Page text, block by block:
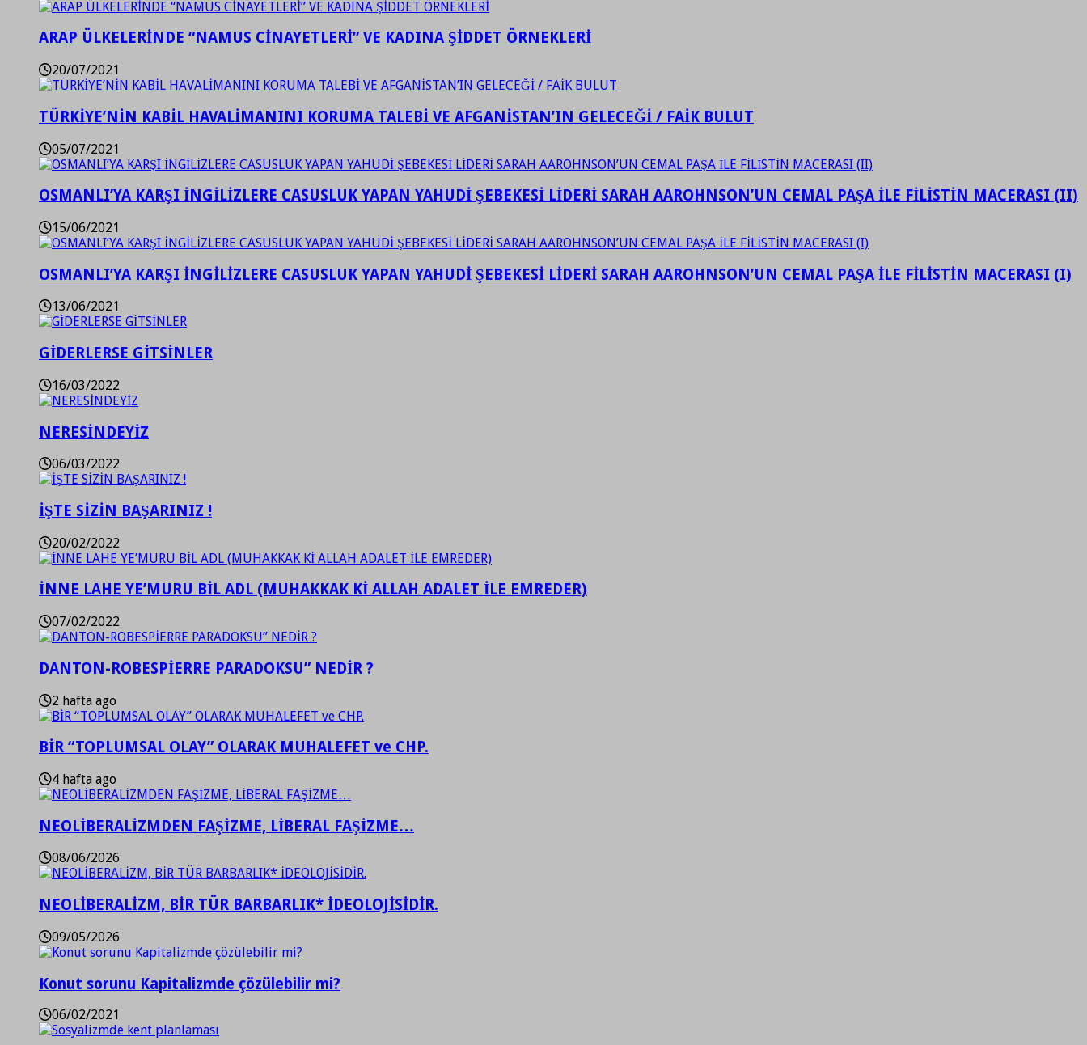
ARAP ÜLKELERİNDE “NAMUS CİNAYETLERİ” VE KADINA ŞİDDET ÖRNEKLERİ
20/07/2021
TÜRKİYE’NİN KABİL HAVALİMANINI KORUMA TALEBİ VE AFGANİSTAN’IN GELECEĞİ / FAİK BULUT
05/07/2021
OSMANLI’YA KARŞI İNGİLİZLERE CASUSLUK YAPAN YAHUDİ ŞEBEKESİ LİDERİ SARAH AAROHNSON’UN CEMAL PAŞA İLE FİLİSTİN MACERASI (II)
15/06/2021
OSMANLI’YA KARŞI İNGİLİZLERE CASUSLUK YAPAN YAHUDİ ŞEBEKESİ LİDERİ SARAH AAROHNSON’UN CEMAL PAŞA İLE FİLİSTİN MACERASI (I)
13/06/2021
GİDERLERSE GİTSİNLER
16/03/2022
NERESİNDEYİZ
06/03/2022
İŞTE SİZİN BAŞARINIZ !
20/02/2022
İNNE LAHE YE’MURU BİL ADL (MUHAKKAK Kİ ALLAH ADALET İLE EMREDER)
07/02/2022
DANTON-ROBESPİERRE PARADOKSU” NEDİR ?
2 hafta ago
BİR “TOPLUMSAL OLAY” OLARAK MUHALEFET ve CHP.
4 hafta ago
NEOLİBERALİZMDEN FAŞİZME, LİBERAL FAŞİZME…
08/06/2026
NEOLİBERALİZM, BİR TÜR BARBARLIK* İDEOLOJİSİDİR.
09/05/2026
Konut sorunu Kapitalizmde çözülebilir mi?
06/02/2021